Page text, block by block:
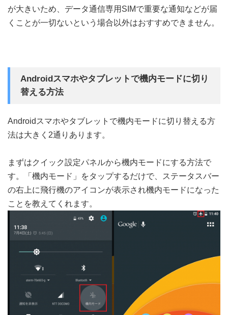
が大きいため、データ通信専用SIMで重要な通知などが届
くことが一切ないという場合以外はおすすめできません。
Androidスマホやタブレットで機内モードに切り
替える方法
Androidスマホやタブレットで機内モードに切り替える方
法は大きく2通りあります。
まずはクイック設定パネルから機内モードにする方法で
す。「機内モード」をタップするだけで、ステータスバー
の右上に飛行機のアイコンが表示され機内モードになった
ことを教えてくれます。